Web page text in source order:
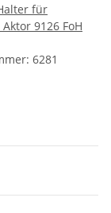
für
9126 FoH
6281